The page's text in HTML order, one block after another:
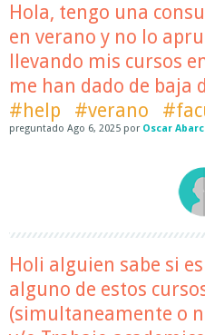
Hola, tengo una
en verano y no lo
llevando mis cursos
me han dado de baja
#help
#verano
preguntado Ago 6, 2025 por Oscar
Holi alguien sabe si
alguno de estos
(simultaneamente o